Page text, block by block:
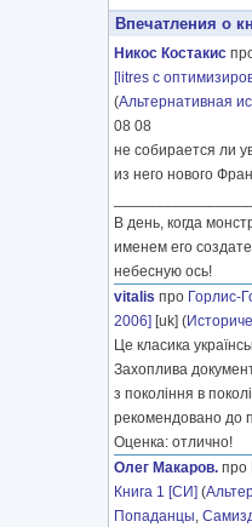
Впечатления о
Никос Костакис
[litres с
(Альтернативная
08 08
не собирается ли
из него нового
В день, когда
именем его
небесную ось!
vitalis про Горлис-
2006] [uk] (
Це класика
Захоплива
з покоління в
рекомендовано до
Оценка: отлично!
Олег Макаров. про
Книга 1 [СИ] (
Попаданцы,